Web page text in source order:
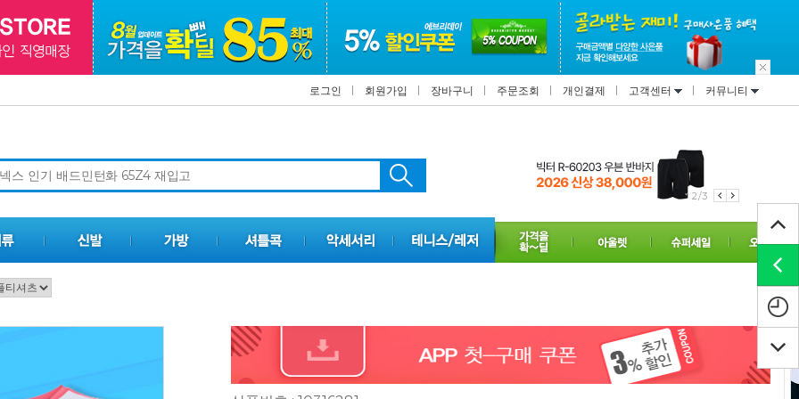
로그인 회원가입 장바구니 주문조회 개인결제 고객센터 커뮤니티
2/3